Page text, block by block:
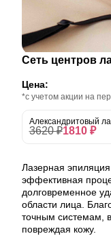
Сеть центров
Цена:
*с учетом акции на
Александритовый
3620 ₽1810 ₽
Лазерная
эффективная
долговременное
области лица.
точным системам,
повреждая кожу.